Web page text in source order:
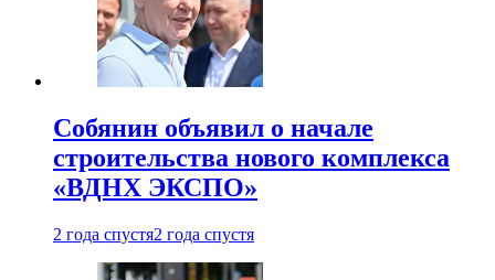
Собянин объявил о начале
строительства нового комплекса
«ВДНХ ЭКСПО»
2 года спустя2 года спустя